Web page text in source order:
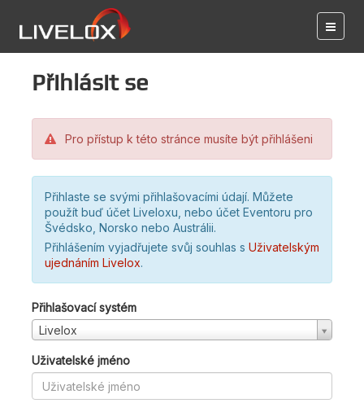
Přihlásit se
Pro přístup k této stránce musíte být přihlášeni
Přihlaste se svými přihlašovacími údají. Můžete
použít buď účet Liveloxu, nebo účet Eventoru pro
Švédsko, Norsko nebo Austrálii.
Přihlášením vyjadřujete svůj souhlas s Uživatelským
ujednáním Livelox.
Přihlašovací systém
Livelox
Uživatelské jméno